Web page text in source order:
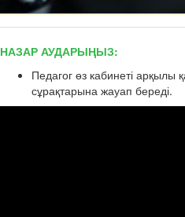
НАЗАР АУДАРЫҢЫЗ:
Педагог өз кабинеті арқылы
сұрақтарына жауап береді.